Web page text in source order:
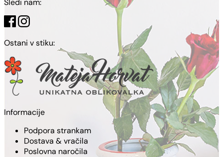
Sledi nam:
Ostani v stiku:
Informacije
Podpora strankam
Dostava & vračila
Poslovna naročila